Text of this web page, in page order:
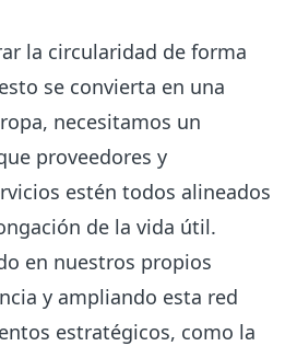
la circularidad de forma
se convierta en una
necesitamos un
proveedores y
estén todos alineados
de la vida útil.
en nuestros propios
y ampliando esta red
estratégicos, como la